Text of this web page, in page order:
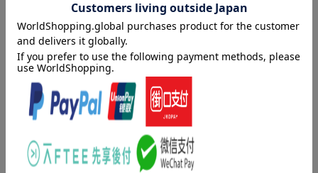
最新ゲノム研究から生まれた技術と情報が満載。「細胞工学」好
評連載を大改訂単行本化。わかりやすい用語解説とくわしい関連
ｗｅｂサイトが充実。カラー２０頁。
目次（「BOOK」データベースより）
比較ゲノムを支える情報学／ヒトと霊長類の比較ゲノムー近縁種
との比較から見るヒトゲノムの特徴／脊椎動物の比較ゲノムー遺
伝子間領域の比較解析／小型魚類の比較ゲノムーメダカゲノムを
中心に／脊索動物の比較ゲノムーホヤとナメクジウオのゲノム解
読／分子進化と比較ゲノムー立襟鞭毛虫の遺伝子から探る動物の